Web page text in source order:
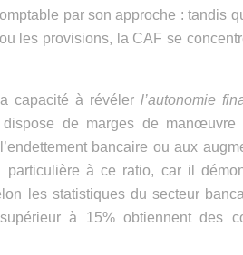
par son approche : tandis
les provisions, la CAF se
capacité à révéler l’autonomie
de marges de manœuvre
bancaire ou aux
particulière à ce ratio, car il
les statistiques du secteur
à 15% obtiennent des